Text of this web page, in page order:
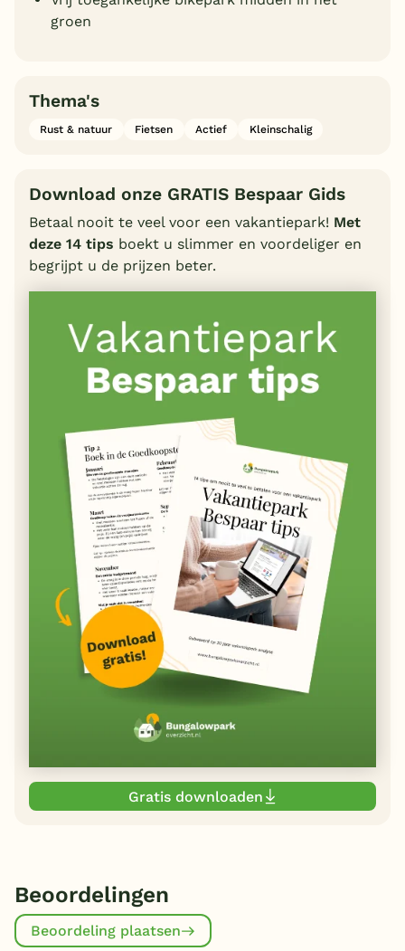
groen
Thema's
Rust & natuur Fietsen Actief Kleinschalig
Download onze GRATIS Bespaar Gids
Betaal nooit te veel voor een vakantiepark! Met
deze 14 tips boekt u slimmer en voordeliger en
begrijpt u de prijzen beter.
Gratis downloaden
Beoordelingen
Beoordeling plaatsen